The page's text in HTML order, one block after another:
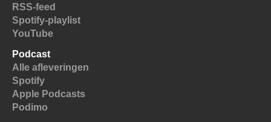
RSS-feed
Spotify-playlist
YouTube
Podcast
Alle afleveringen
Spotify
Apple Podcasts
Podimo